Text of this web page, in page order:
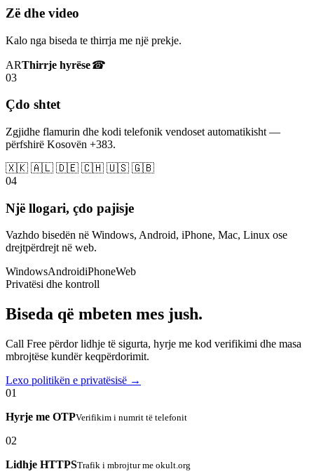
Zë dhe video
Kalo nga biseda te thirrja me një prekje.
ARThirrje hyrëse☎
03
Çdo shtet
Zgjidhe flamurin dhe kodi telefonik vendoset automatikisht —
përfshirë Kosovën +383.
🇽🇰 🇦🇱 🇩🇪 🇨🇭 🇺🇸 🇬🇧
04
Një llogari, çdo pajisje
Vazhdo bisedën në Windows, Android, iPhone, Mac, Linux ose
drejtpërdrejt në web.
WindowsAndroidiPhoneWeb
Privatësi dhe kontroll
Biseda që mbeten mes jush.
Call Free përdor lidhje të sigurta, hyrje me kod verifikimi dhe masa
mbrojtëse kundër keqpërdorimit.
Lexo politikën e privatësisë →
01
Hyrje me OTPVerifikim i numrit të telefonit
02
Lidhje HTTPSTrafik i mbrojtur me okult.org